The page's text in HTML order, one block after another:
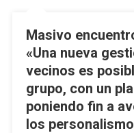
Masivo
«Una nueva
vecinos es
grupo, con un
poniendo fin a
los